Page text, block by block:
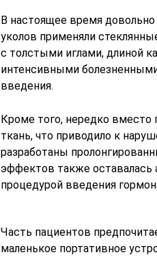
В настоящее время
уколов применяли
с толстыми иглами, длиной
интенсивными
введения.
Кроме того, нередко
ткань, что приводило к
разработаны
эффектов также оставалась
процедурой введения
Часть пациентов
маленькое портативное